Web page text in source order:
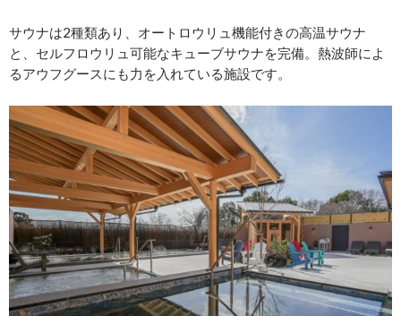
サウナは2種類あり、オートロウリュ機能付きの高温サウナ
と、セルフロウリュ可能なキューブサウナを完備。熱波師によ
るアウフグースにも力を入れている施設です。